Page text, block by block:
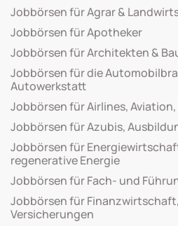
Jobbörsen für Agrar &
Jobbörsen für Apotheker
Jobbörsen für Architekten &
Jobbörsen für die
Autowerkstatt
Jobbörsen für Airlines,
Jobbörsen für Azubis,
Jobbörsen für
regenerative Energie
Jobbörsen für Fach- und
Jobbörsen für
Versicherungen